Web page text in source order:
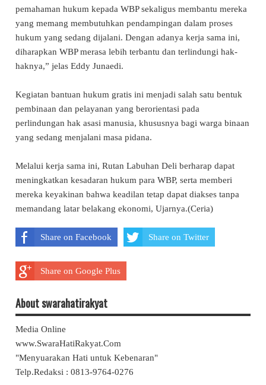
pemahaman hukum kepada WBP sekaligus membantu mereka
yang memang membutuhkan pendampingan dalam proses
hukum yang sedang dijalani. Dengan adanya kerja sama ini,
diharapkan WBP merasa lebih terbantu dan terlindungi hak-
haknya,” jelas Eddy Junaedi.
Kegiatan bantuan hukum gratis ini menjadi salah satu bentuk
pembinaan dan pelayanan yang berorientasi pada
perlindungan hak asasi manusia, khususnya bagi warga binaan
yang sedang menjalani masa pidana.
Melalui kerja sama ini, Rutan Labuhan Deli berharap dapat
meningkatkan kesadaran hukum para WBP, serta memberi
mereka keyakinan bahwa keadilan tetap dapat diakses tanpa
memandang latar belakang ekonomi, Ujarnya.(Ceria)
Share on Facebook Share on Twitter
Share on Google Plus
About swarahatirakyat
Media Online
www.SwaraHatiRakyat.Com
"Menyuarakan Hati untuk Kebenaran"
Telp.Redaksi : 0813-9764-0276